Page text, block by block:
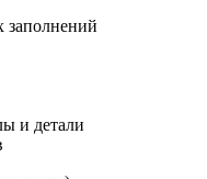
заполнений
и детали